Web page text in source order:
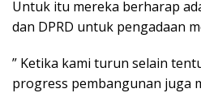
Untuk itu mereka berharap
dan DPRD untuk pengadaan
” Ketika kami turun selain
progress pembangunan juga